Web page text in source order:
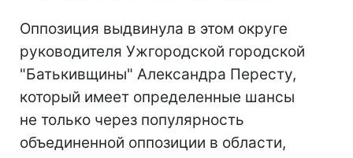
Оппозиция выдвинула в этом округе
руководителя Ужгородской городской
"Батькивщины" Александра Пересту,
который имеет определенные шансы
не только через популярность
объединенной оппозиции в области,